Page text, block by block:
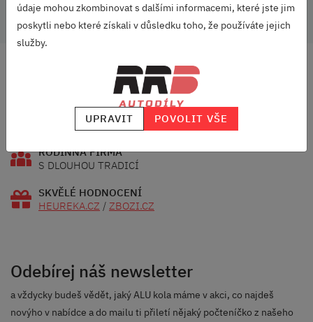
Yeti (2013-2018)
DOPRAVA ZDARMA
VELKÝ VÝBĚR
RODINNÁ FIRMA
S DLOUHOU TRADICÍ
SKVĚLÉ HODNOCENÍ
HEUREKA.CZ / ZBOZI.CZ
Odebírej náš newsletter
a vždycky budeš vědět, jaký ALU kola máme v akci, co najdeš
novýho v nabídce a do mailu ti přiletí nějaký počteníčko z našeho
údaje mohou zkombinovat s dalšími informacemi, které jste jim
poskytli nebo které získali v důsledku toho, že používáte jejich
služby.
UPRAVIT POVOLIT VŠE